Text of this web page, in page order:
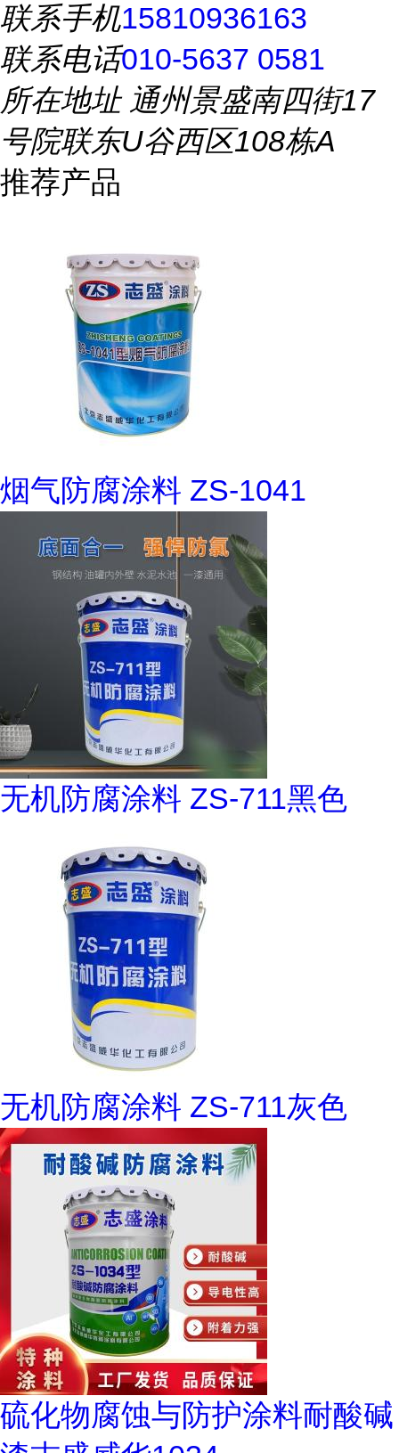
联系手机15810936163
联系电话010-5637 0581
所在地址通州景盛南四街17
号院联东U谷西区108栋A
推荐产品
烟气防腐涂料 ZS-1041
无机防腐涂料 ZS-711黑色
无机防腐涂料 ZS-711灰色
硫化物腐蚀与防护涂料耐酸碱